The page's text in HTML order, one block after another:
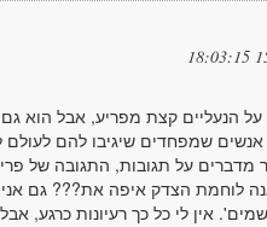
הנעליים קצת מפריע, אבל הוא
שמפחדים שיגיבו להם
מדברים על תגובות, התגובה של
לוחמת הצדק איפה את??? גם
אין לי כל כך רעיונות